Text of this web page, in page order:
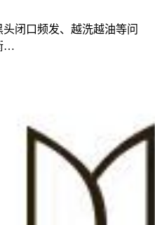
闭口频发、越洗越油等问
…